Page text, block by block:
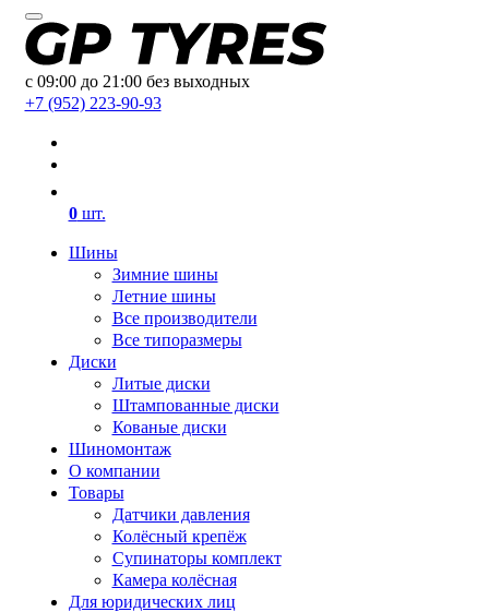
с 09:00 до 21:00 без выходных
+7 (952) 223-90-93
0шт.
Шины
Зимние шины
Летние шины
Все производители
Все типоразмеры
Диски
Литые диски
Штампованные диски
Кованые диски
Шиномонтаж
О компании
Товары
Датчики давления
Колёсный крепёж
Супинаторы комплект
Камера колёсная
Для юридических лиц